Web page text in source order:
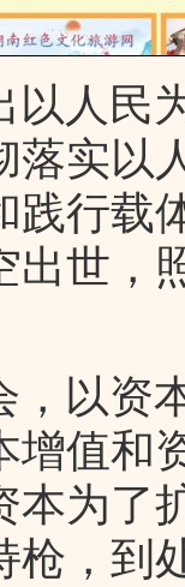
人民
落实以
践行载
出世，
以资
增值和
本为了
枪，到